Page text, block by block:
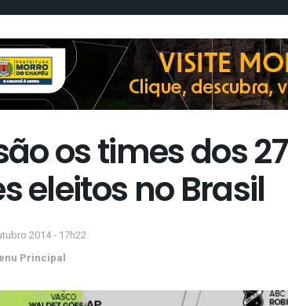
os times dos 27
eleitos no Brasil
2014 - 17h22
Principal